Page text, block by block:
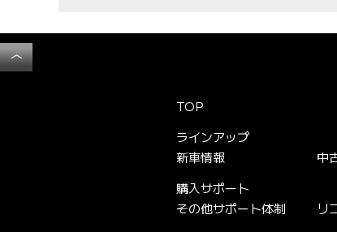
︿
TOP
ラインアップ
購入サポート
その他サポート体制
リ
新車情報 中